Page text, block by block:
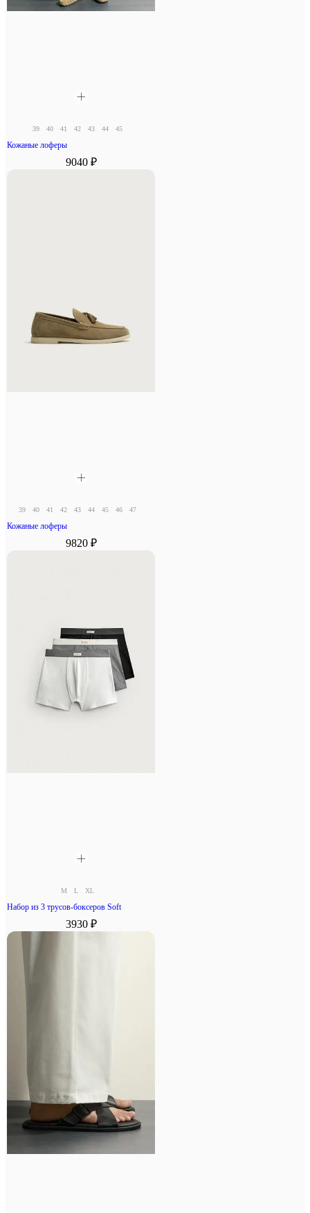
39 40 41 42 43 44 45
Кожаные лоферы
9040 ₽
39 40 41 42 43 44 45 46 47
Кожаные лоферы
9820 ₽
M L XL
Набор из 3 трусов-боксеров Soft
3930 ₽